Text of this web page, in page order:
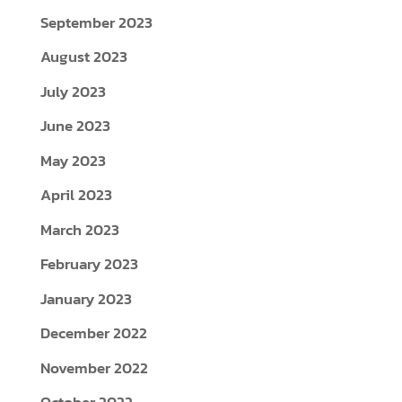
September 2023
August 2023
July 2023
June 2023
May 2023
April 2023
March 2023
February 2023
January 2023
December 2022
November 2022